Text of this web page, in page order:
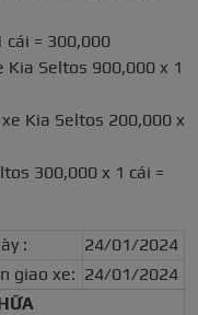
cái = 300,000
Seltos 900,000 x 1
Kia Seltos 200,000 x
300,000 x 1 cái =
:
24/01/2024
giao xe: 24/01/2024